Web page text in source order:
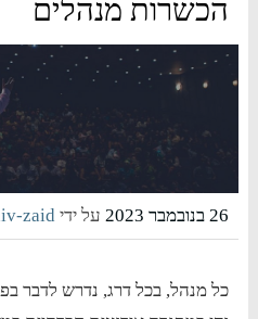
הכשרות מנהלים
26 בנובמבר 2023 על ידי zaid
כל מנהל, בכל דרג, נדרש לדבר